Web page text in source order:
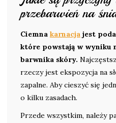
przebarwień na
Ciemna karnacja jest
które powstają w wyniku
barwnika skóry.
rzeczy jest ekspozycja na
zapalne. Aby cieszyć się
o kilku zasadach.
Przede wszystkim, należy